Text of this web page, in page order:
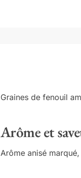
Graines de fenouil
Arôme et
Arôme anisé